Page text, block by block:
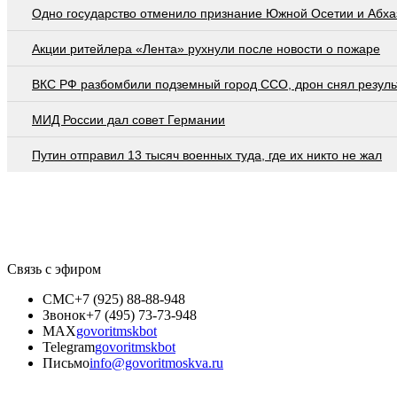
Одно государство отменило признание Южной Осетии и
Акции ритейлера «Лента» рухнули после новости о пожаре
ВКС РФ разбомбили подземный город ССО, дрон снял
МИД России дал совет Германии
Путин отправил 13 тысяч военных туда, где их никто не жал
Связь с эфиром
СМС+7 (925) 88-88-948
Звонок+7 (495) 73-73-948
MAXgovoritmskbot
Telegramgovoritmskbot
Письмоinfo@govoritmoskva.ru